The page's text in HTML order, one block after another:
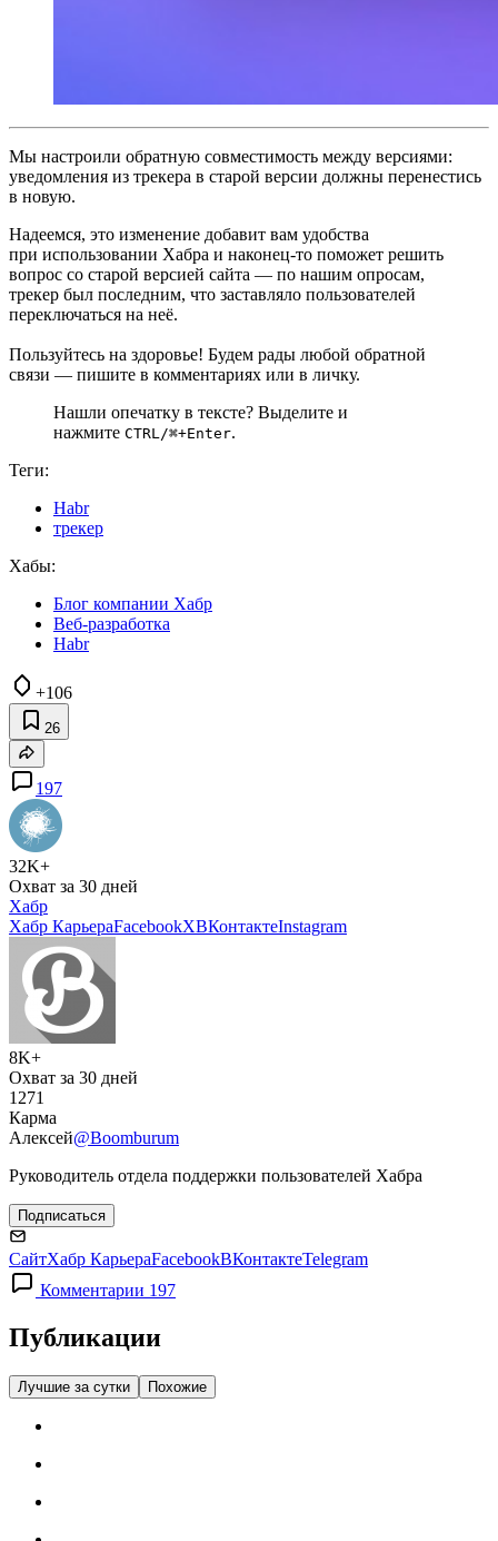
Мы настроили обратную совместимость между версиями:
уведомления из трекера в старой версии должны перенестись
в новую.
Надеемся, это изменение добавит вам удобства
при использовании Хабра и наконец‑то поможет решить
вопрос со старой версией сайта — по нашим опросам,
трекер был последним, что заставляло пользователей
переключаться на неё.
Пользуйтесь на здоровье! Будем рады любой обратной
связи — пишите в комментариях или в личку.
Нашли опечатку в тексте? Выделите и
нажмите CTRL/⌘+Enter.
Теги:
Habr
трекер
Хабы:
Блог компании Хабр
Веб-разработка
Habr
+106
26
197
32K+
Охват за 30 дней
Хабр
Хабр КарьераFacebookXВКонтактеInstagram
8K+
Охват за 30 дней
1271
Карма
Алексей@Boomburum
Руководитель отдела поддержки пользователей Хабра
Подписаться
СайтХабр КарьераFacebookВКонтактеTelegram
Комментарии 197
Публикации
Лучшие за сутки Похожие